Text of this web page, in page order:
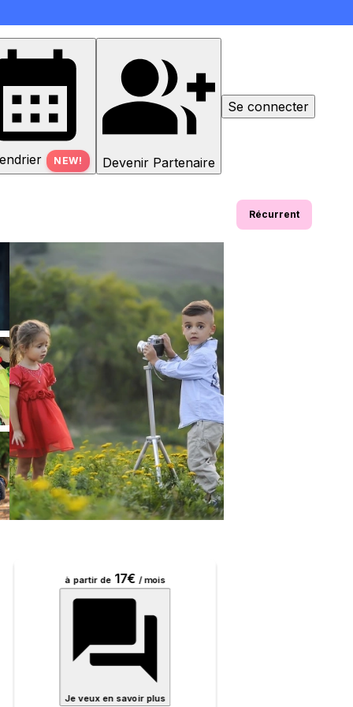
NEW! Devenir Partenaire
Se connecter
Récurrent
à partir de 17€ /mois
Je veux en savoir plus